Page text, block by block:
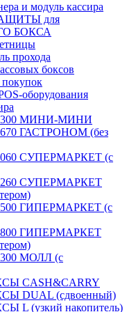
и модуль кассира
для
БОКСА
прохода
боксов
покупок
оборудования
1300 МИНИ-МИНИ
ГАСТРОНОМ (без
СУПЕРМАРКЕТ (с
СУПЕРМАРКЕТ
ГИПЕРМАРКЕТ (с
ГИПЕРМАРКЕТ
МОЛЛ (с
CASH&CARRY
DUAL (сдвоенный)
L (узкий накопитель)